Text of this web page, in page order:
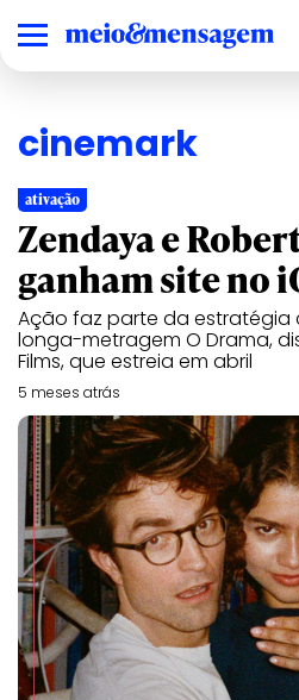
cinemark
ativação
Zendaya e
ganham site no
Ação faz parte da
longa-metragem O Drama,
Films, que estreia em abril
5 meses atrás